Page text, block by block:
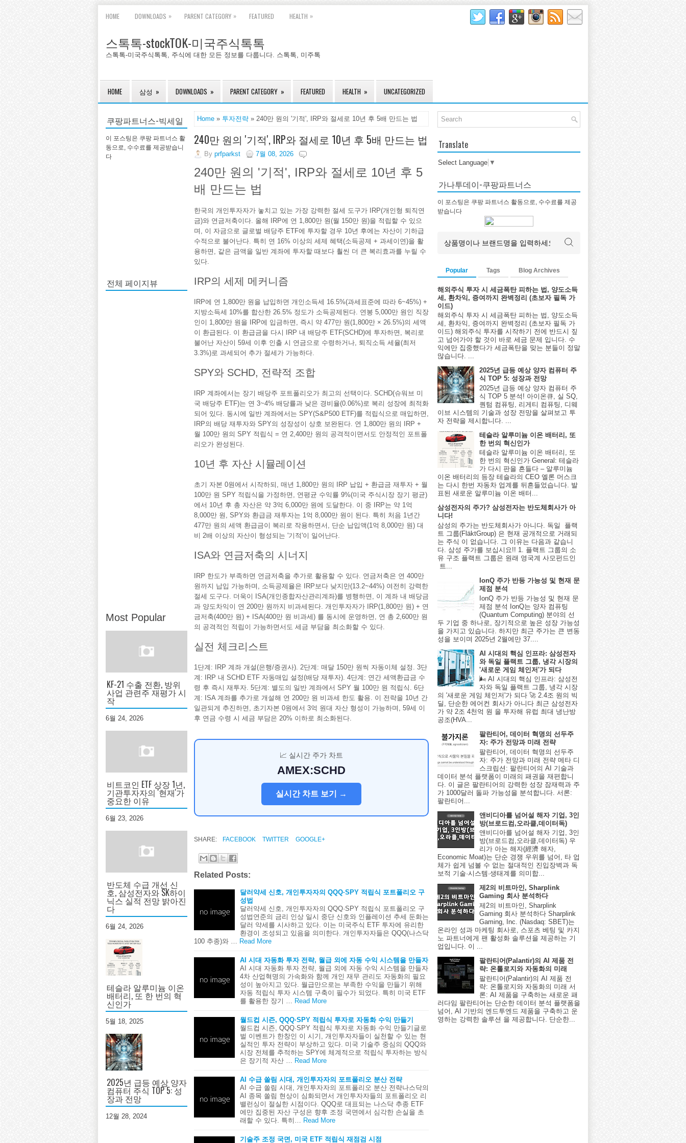
HOME DOWNLOADS » PARENT CATEGORY » FEATURED HEALTH »
스톡톡-stockTOK-미국주식톡톡
스톡톡-미국주식톡톡, 주식에 대한 모든 정보를 다룹니다. 스톡톡, 미주톡
HOME 삼성 » DOWNLOADS » PARENT CATEGORY » FEATURED HEALTH » UNCATEGORIZED
쿠팡파트너스-빅세일
이 포스팅은 쿠팡 파트너스 활
동으로, 수수료를 제공받습니
다
전체 페이지뷰
Most Popular
KF-21 수출 전환, 방위
사업 관련주 재평가 시
작
6월 24, 2026
비트코인 ETF 상장 1년,
기관투자자의 '현재'가
중요한 이유
6월 23, 2026
반도체 수급 개선 신
호, 삼성전자와 SK하이
닉스 실적 전망 밝아진
다
6월 24, 2026
테슬라 알루미늄 이온
배터리, 또 한 번의 혁
신인가
5월 18, 2025
2025년 급등 예상 양자
컴퓨터 주식 TOP 5: 성
장과 전망
12월 28, 2024
Home » 투자전략 » 240만 원의 '기적', IRP와 절세로 10년 후 5배 만드는 법
240만 원의 '기적', IRP와 절세로 10년 후 5배 만드는 법
By prfparkst 7월 08, 2026
240만 원의 '기적', IRP와 절세로 10년 후 5
배 만드는 법
한국의 개인투자자가 놓치고 있는 가장 강력한 절세 도구가 IRP(개인형 퇴직연
금)와 연금저축이다. 올해 IRP에 연 1,800만 원(월 150만 원)을 적립할 수 있으
며, 이 자금으로 글로벌 배당주 ETF에 투자할 경우 10년 후에는 자산이 기하급
수적으로 불어난다. 특히 연 16% 이상의 세제 혜택(소득공제 + 과세이연)을 활
용하면, 같은 금액을 일반 계좌에 투자할 때보다 훨씬 더 큰 복리효과를 누릴 수
있다.
IRP의 세제 메커니즘
IRP에 연 1,800만 원을 납입하면 개인소득세 16.5%(과세표준에 따라 6~45%) +
지방소득세 10%를 합산한 26.5% 정도가 소득공제된다. 연봉 5,000만 원인 직장
인이 1,800만 원을 IRP에 입금하면, 즉시 약 477만 원(1,800만 × 26.5%)의 세액
이 환급된다. 이 환급금을 다시 IRP 내 배당주 ETF(SCHD)에 투자하면, 복리로
불어난 자산이 59세 이후 인출 시 연금으로 수령하거나, 퇴직소득 세율(최저
3.3%)로 과세되어 추가 절세가 가능하다.
SPY와 SCHD, 전략적 조합
IRP 계좌에서는 장기 배당주 포트폴리오가 최고의 선택이다. SCHD(슈워브 미
국 배당주 ETF)는 연 3~4% 배당률과 낮은 경비율(0.06%)로 복리 성장에 최적화
되어 있다. 동시에 일반 계좌에서는 SPY(S&P500 ETF)를 적립식으로 매입하면,
IRP의 배당 재투자와 SPY의 성장성이 상호 보완된다. 연 1,800만 원의 IRP +
월 100만 원의 SPY 적립식 = 연 2,400만 원의 공격적이면서도 안정적인 포트폴
리오가 완성된다.
10년 후 자산 시뮬레이션
초기 자본 0원에서 시작하되, 매년 1,800만 원의 IRP 납입 + 환급금 재투자 + 월
100만 원 SPY 적립식을 가정하면, 연평균 수익률 9%(미국 주식시장 장기 평균)
에서 10년 후 총 자산은 약 3억 6,000만 원에 도달한다. 이 중 IRP는 약 1억
8,000만 원, SPY와 환급금 재투자는 1억 8,000만 원이 된다. 특히 처음 1년간
477만 원의 세액 환급금이 복리로 작용하면서, 단순 납입액(1억 8,000만 원) 대
비 2배 이상의 자산이 형성되는 '기적'이 일어난다.
ISA와 연금저축의 시너지
IRP 한도가 부족하면 연금저축을 추가로 활용할 수 있다. 연금저축은 연 400만
원까지 납입 가능하며, 소득공제율은 IRP보다 낮지만(13.2~44%) 여전히 강력한
절세 도구다. 더욱이 ISA(개인종합자산관리계좌)를 병행하면, 이 계좌 내 배당금
과 양도차익이 연 200만 원까지 비과세된다. 개인투자자가 IRP(1,800만 원) + 연
금저축(400만 원) + ISA(400만 원 비과세) 를 동시에 운영하면, 연 총 2,600만 원
의 공격적인 적립이 가능하면서도 세금 부담을 최소화할 수 있다.
실전 체크리스트
1단계: IRP 계좌 개설(은행/증권사). 2단계: 매달 150만 원씩 자동이체 설정. 3단
계: IRP 내 SCHD ETF 자동매입 설정(배당 재투자). 4단계: 연간 세액환급금 수
령 후 즉시 재투자. 5단계: 별도의 일반 계좌에서 SPY 월 100만 원 적립식. 6단
계: ISA 계좌를 추가로 개설해 연 200만 원 비과세 한도 활용. 이 전략을 10년 간
일관되게 추진하면, 초기자본 0원에서 3억 원대 자산 형성이 가능하며, 59세 이
후 연금 수령 시 세금 부담은 20% 이하로 최소화된다.
📈 실시간 주가 차트
AMEX:SCHD
실시간 차트 보기 →
SHARE: FACEBOOK TWITTER GOOGLE+
Related Posts:
달러약세 신호, 개인투자자의 QQQ·SPY 적립식 포트폴리오 구
성법
달러약세 신호, 개인투자자의 QQQ·SPY 적립식 포트폴리오 구
성법연준의 금리 인상 일시 중단 신호와 인플레이션 추세 둔화는
달러 약세를 시사하고 있다. 이는 미국주식 ETF 투자에 유리한
환경이 조성되고 있음을 의미한다. 개인투자자들은 QQQ(나스닥
100 추종)와 …
Read More
AI 시대 자동화 투자 전략, 월급 외에 자동 수익 시스템을 만들자
AI 시대 자동화 투자 전략, 월급 외에 자동 수익 시스템을 만들자
4차 산업혁명의 가속화와 함께 개인 재무 관리도 자동화의 필요
성이 높아지고 있다. 월급만으로는 부족한 수익을 만들기 위해
자동 적립식 투자 시스템 구축이 필수가 되었다. 특히 미국 ETF
를 활용한 장기 …
Read More
월드컵 시즌, QQQ·SPY 적립식 투자로 자동화 수익 만들기
월드컵 시즌, QQQ·SPY 적립식 투자로 자동화 수익 만들기글로
벌 이벤트가 한창인 이 시기, 개인투자자들이 실천할 수 있는 현
실적인 투자 전략이 부상하고 있다. 미국 기술주 중심의 QQQ와
시장 전체를 추적하는 SPY에 체계적으로 적립식 투자하는 방식
은 장기적 자산 …
Read More
AI 수급 쏠림 시대, 개인투자자의 포트폴리오 분산 전략
AI 수급 쏠림 시대, 개인투자자의 포트폴리오 분산 전략나스닥의
AI 종목 쏠림 현상이 심화되면서 개인투자자들의 포트폴리오 리
밸런싱이 절실한 시점이다. QQQ로 대표되는 나스닥 추종 ETF
에만 집중된 자산 구성은 향후 조정 국면에서 심각한 손실을 초
래할 수 있다. 특히…
Read More
기술주 조정 국면, 미국 ETF 적립식 재점검 시점
Translate
Select Language ▼
가나투데이-쿠팡파트너스
이 포스팅은 쿠팡 파트너스 활동으로, 수수료를 제공
받습니다
Popular Tags Blog Archives
해외주식 투자 시 세금폭탄 피하는 법, 양도소득
세, 환차익, 증여까지 완벽정리 (초보자 필독 가
이드)
해외주식 투자 시 세금폭탄 피하는 법, 양도소득
세, 환차익, 증여까지 완벽정리 (초보자 필독 가
이드) 해외주식 투자를 시작하기 전에 반드시 짚
고 넘어가야 할 것이 바로 세금 문제 입니다. 수
익에만 집중했다가 세금폭탄을 맞는 분들이 정말
많습니다. ...
2025년 급등 예상 양자 컴퓨터 주
식 TOP 5: 성장과 전망
2025년 급등 예상 양자 컴퓨터 주
식 TOP 5 분석! 아이온큐, 실 SQ,
퀀텀 컴퓨팅, 리게티 컴퓨팅, 디웨
이브 시스템의 기술과 성장 전망을 살펴보고 투
자 전략을 제시합니다. ...
테슬라 알루미늄 이온 배터리, 또
한 번의 혁신인가
테슬라 알루미늄 이온 배터리, 또
한 번의 혁신인가 General: 테슬라
가 다시 판을 흔들다 – 알루미늄
이온 배터리의 등장 테슬라의 CEO 엘론 머스크
는 다시 한번 자동차 업계를 뒤흔들었습니다. 발
표된 새로운 알루미늄 이온 배터...
삼성전자의 주가? 삼성전자는 반도체회사가 아
니다!
삼성의 주가는 반도체회사가 아니다. 독일 플랙
트 그룹(FläktGroup) 은 현재 공개적으로 거래되
는 주식 이 없습니다. 그 이유는 다음과 같습니
다. 삼성 주가를 보십시요!! 1. 플랙트 그룹의 소
유 구조 플랙트 그룹은 원래 영국계 사모펀드인
트...
IonQ 주가 반등 가능성 및 현재 문
제점 분석
IonQ 주가 반등 가능성 및 현재 문
제점 분석 IonQ는 양자 컴퓨팅
(Quantum Computing) 분야의 선
두 기업 중 하나로, 장기적으로 높은 성장 가능성
을 가지고 있습니다. 하지만 최근 주가는 큰 변동
성을 보이며 2025년 2월에만 37....
AI 시대의 핵심 인프라: 삼성전자
와 독일 플랙트 그룹, 냉각 시장의
'새로운 게임 체인저'가 되다
🌬️ AI 시대의 핵심 인프라: 삼성전
자와 독일 플랙트 그룹, 냉각 시장
의 '새로운 게임 체인저'가 되다 🚀 2.4조 원의 빅
딜, 단순한 에어컨 회사가 아니다 최근 삼성전자
가 약 2조 4천억 원 을 투자해 유럽 최대 냉난방
공조(HVA...
팔란티어, 데이터 혁명의 선두주
자: 주가 전망과 미래 전략
팔란티어, 데이터 혁명의 선두주
자: 주가 전망과 미래 전략 메타 디
스크립션: 팔란티어의 AI 기술과
데이터 분석 플랫폼이 미래의 패권을 재편합니
다. 이 글은 팔란티어의 강력한 성장 잠재력과 주
가 1000달러 돌파 가능성을 분석합니다. 서론:
팔란티어...
앤비디아를 넘어설 해자 기업, 3인
방(브로드컴,오라클,데이터독)
앤비디아를 넘어설 해자 기업, 3인
방(브로드컴,오라클,데이터독) 우
리가 아는 해자(經濟 해자,
Economic Moat)는 단순 경쟁 우위를 넘어, 타 업
체가 쉽게 넘볼 수 없는 절대적인 진입장벽과 독
보적 기술·시스템·생태계를 의미합...
제2의 비트마인, Sharplink
Gaming 회사 분석하다
제2의 비트마인, Sharplink
Gaming 회사 분석하다 Sharplink
Gaming, Inc. (Nasdaq: SBET)는
온라인 성과 마케팅 회사로, 스포츠 베팅 및 카지
노 파트너에게 팬 활성화 솔루션을 제공하는 기
업입니다. 이 ...
팔란티어(Palantir)의 AI 제품 전
략: 온톨로지와 자동화의 미래
팔란티어(Palantir)의 AI 제품 전
략: 온톨로지와 자동화의 미래 서
론: AI 제품을 구축하는 새로운 패
러다임 팔란티어는 단순한 데이터 분석 플랫폼을
넘어, AI 기반의 엔드투엔드 제품을 구축하고 운
영하는 강력한 솔루션 을 제공합니다. 단순한...